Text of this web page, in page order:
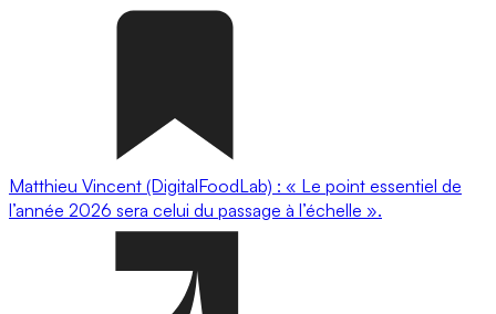
Matthieu Vincent (DigitalFoodLab) : « Le point essentiel de
l’année 2026 sera celui du passage à l’échelle ».